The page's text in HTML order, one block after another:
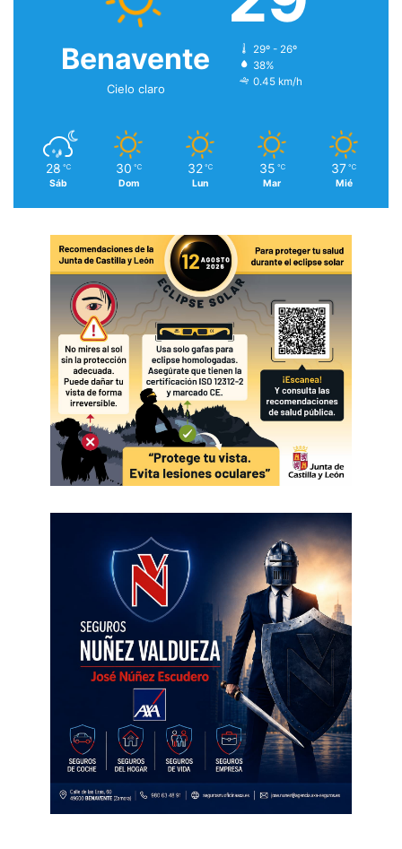
Benavente
Cielo claro
29º - 26º
38%
0.45 km/h
28 ℃
Sáb
30 ℃
Dom
32 ℃
Lun
35 ℃
Mar
37 ℃
Mié